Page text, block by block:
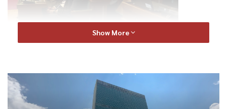
sjedište administracije Grada Sarajeva. Konačno će Grad i
Gradska uprava dobiti trajni smještaj.
Show More